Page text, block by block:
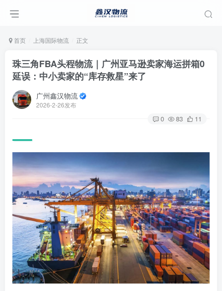
首页 上海国际物流 正文
珠三角FBA头程物流｜广州亚马逊卖家海运拼箱0
延误：中小卖家的“库存救星”来了
广州鑫汉物流
2026-2-26发布
0 83 11